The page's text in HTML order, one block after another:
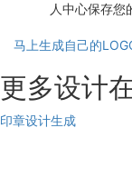
人中心保存您
马上生成自己的
更多设计
印章设计生成